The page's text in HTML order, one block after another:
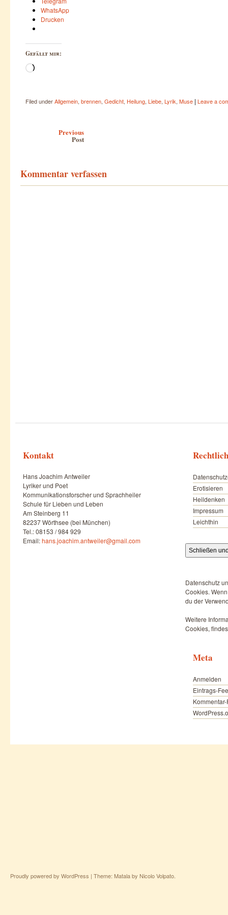
WhatsApp
Drucken
Gefällt mir:
Wird
Filed underAllgemein, brennen, Gedicht, Heilung, Liebe, Lyrik, Muse | Leave a
Previous
Post
Kommentar verfassen
Kontakt
Hans Joachim Antweiler
Lyriker und Poet
Kommunikationsforscher und Sprachheiler
Schule für Lieben und Leben
Am Steinberg 11
82237 Wörthsee (bei München)
Tel.: 08153 / 984 929
Email:hans.joachim.antweiler@gmail.com
Erotisieren
Heildenken
Impressum
Leichthin
Datenschutz
Cookies.
du der
Weitere
Cookies,
Meta
Anmelden
Eintrags-
Proudly powered by WordPress | Theme: Matala by Nicolo Volpato.